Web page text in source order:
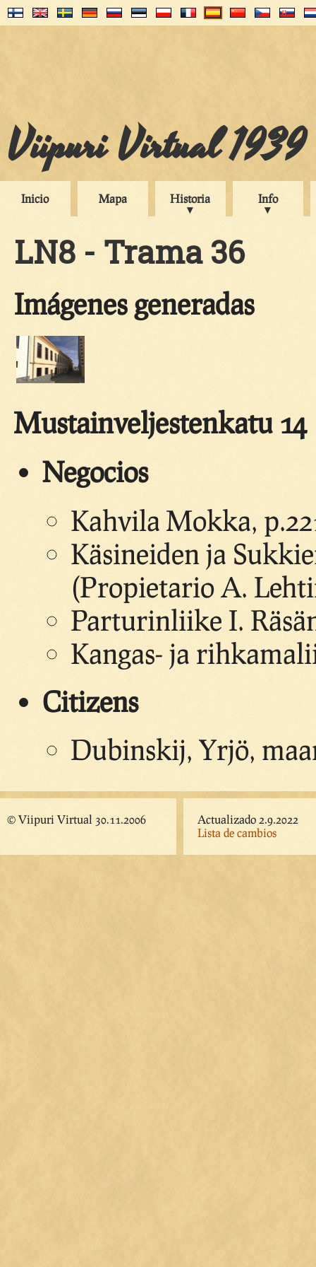
Viipuri Virtual 1939
Inicio Mapa Historia Info
LN8 - Trama 36
Imágenes generadas
Mustainveljestenkatu 14
Negocios
Kahvila Mokka,
Käsineiden ja
(Propietario A.
Parturinliike I.
Kangas- ja
Citizens
Dubinskij, Yrjö,
© Viipuri Virtual 30.11.2006
Actualizado 2.9.2022
Lista de cambios